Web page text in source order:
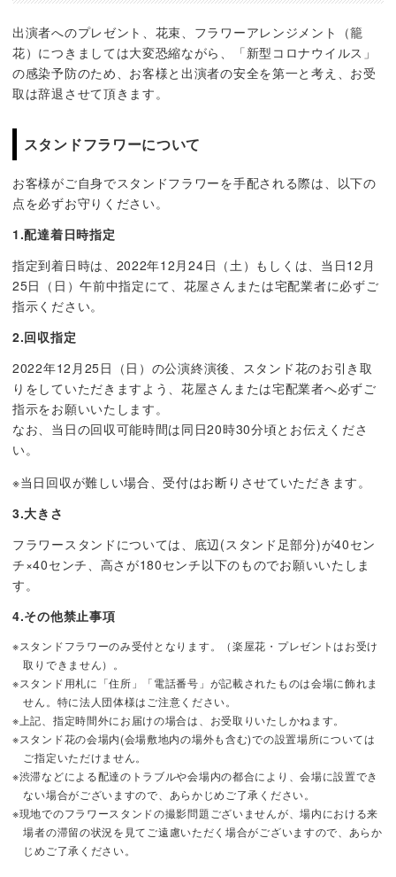
出演者へのプレゼント、花束、フラワーアレンジメント（籠
花）につきましては大変恐縮ながら、「新型コロナウイルス」
の感染予防のため、お客様と出演者の安全を第一と考え、お受
取は辞退させて頂きます。
スタンドフラワーについて
お客様がご自身でスタンドフラワーを手配される際は、以下の
点を必ずお守りください。
1.配達着日時指定
指定到着日時は、2022年12月24日（土）もしくは、当日12月
25日（日）午前中指定にて、花屋さんまたは宅配業者に必ずご
指示ください。
2.回収指定
2022年12月25日（日）の公演終演後、スタンド花のお引き取
りをしていただきますよう、花屋さんまたは宅配業者へ必ずご
指示をお願いいたします。
なお、当日の回収可能時間は同日20時30分頃とお伝えくださ
い。
※当日回収が難しい場合、受付はお断りさせていただきます。
3.大きさ
フラワースタンドについては、底辺(スタンド足部分)が40セン
チ×40センチ、高さが180センチ以下のものでお願いいたしま
す。
4.その他禁止事項
※スタンドフラワーのみ受付となります。（楽屋花・プレゼントはお受け
取りできません）。
※スタンド用札に「住所」「電話番号」が記載されたものは会場に飾れま
せん。特に法人団体様はご注意ください。
※上記、指定時間外にお届けの場合は、お受取りいたしかねます。
※スタンド花の会場内(会場敷地内の場外も含む)での設置場所については
ご指定いただけません。
※渋滞などによる配達のトラブルや会場内の都合により、会場に設置でき
ない場合がございますので、あらかじめご了承ください。
※現地でのフラワースタンドの撮影問題ございませんが、場内における来
場者の滞留の状況を見てご遠慮いただく場合がございますので、あらか
じめご了承ください。